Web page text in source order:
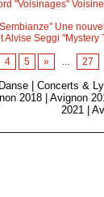
"Voisinages"
Une
Alvise Seggi "Mystery
4 5 » ... 27
Danse |Concerts &
2018 |Avignon
2021
|